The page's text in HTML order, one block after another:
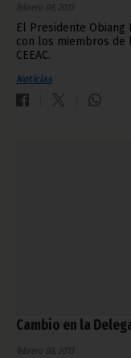
febrero 08, 2013
El Presidente Obiang
con los miembros de
CEEAC.
Noticias
Cambio en la
febrero 08, 2013